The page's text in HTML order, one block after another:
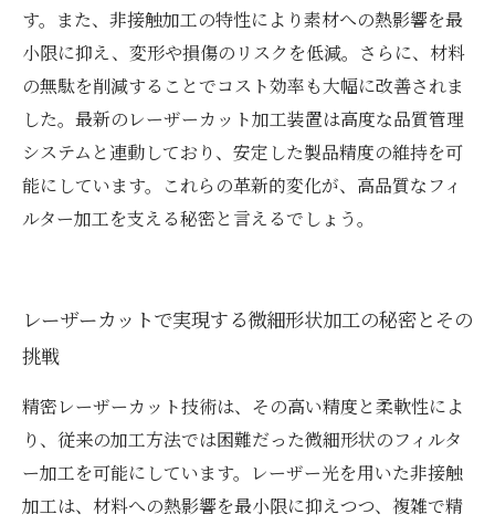
す。また、非接触加工の特性により素材への熱影響を最
小限に抑え、変形や損傷のリスクを低減。さらに、材料
の無駄を削減することでコスト効率も大幅に改善されま
した。最新のレーザーカット加工装置は高度な品質管理
システムと連動しており、安定した製品精度の維持を可
能にしています。これらの革新的変化が、高品質なフィ
ルター加工を支える秘密と言えるでしょう。
レーザーカットで実現する微細形状加工の秘密とその
挑戦
精密レーザーカット技術は、その高い精度と柔軟性によ
り、従来の加工方法では困難だった微細形状のフィルタ
ー加工を可能にしています。レーザー光を用いた非接触
加工は、材料への熱影響を最小限に抑えつつ、複雑で精